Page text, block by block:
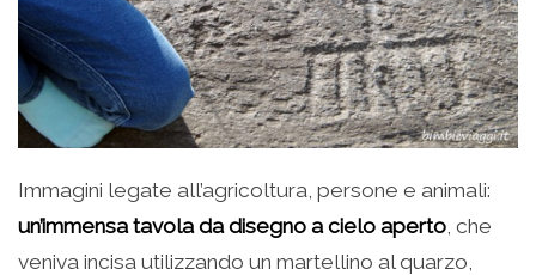
Immagini legate all’agricoltura, persone e animali:
un’immensa tavola da disegno a cielo aperto , che
veniva incisa utilizzando un martellino al quarzo,